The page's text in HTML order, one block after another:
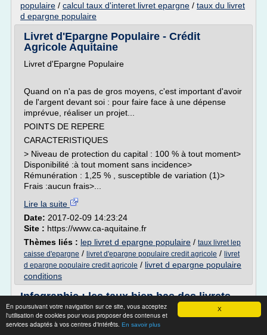
X
En poursuivant votre navigation sur ce site, vous acceptez
l'utilisation de cookies pour vous proposer des contenus et
services adaptés à vos centres d'intérêts. En savoir plus
populaire / calcul taux d'interet livret epargne / taux du livret
d epargne populaire
Livret d'Epargne Populaire - Crédit
Agricole Aquitaine
Livret d'Epargne Populaire
Quand on n'a pas de gros moyens, c'est important d'avoir
de l'argent devant soi : pour faire face à une dépense
imprévue, réaliser un projet...
POINTS DE REPERE
CARACTERISTIQUES
> Niveau de protection du capital : 100 % à tout moment>
Disponibilité :à tout moment sans incidence>
Rémunération : 1,25 % , susceptible de variation (1)>
Frais :aucun frais>...
Lire la suite
Date: 2017-02-09 14:23:24
Site : https://www.ca-aquitaine.fr
Thèmes liés : lep livret d epargne populaire / taux livret lep
caisse d'epargne / livret d'epargne populaire credit agricole / livret
d epargne populaire credit agricole / livret d epargne populaire
conditions
Infographie : les taux bien bas des livrets
d’épargne ...
Vous pensiez votre livret d'épargne à l'abri d'une taxation,